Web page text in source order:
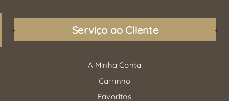
Serviço ao Cliente
A Minha Conta
Carrinho
Favoritos